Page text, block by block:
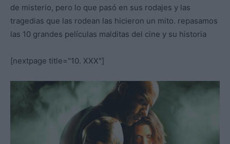
de misterio, pero lo que pasó en sus rodajes y las
tragedias que las rodean las hicieron un mito. repasamos
las 10 grandes películas malditas del cine y su historia
[nextpage title="10. XXX"]